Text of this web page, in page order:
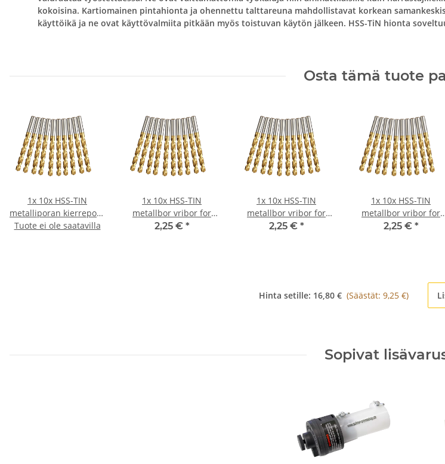
kokoisina. Kartiomainen pintahionta ja ohennettu talttareuna mahdollistavat korkean
käyttöikä ja ne ovat käyttövalmiita pitkään myös toistuvan käytön jälkeen. HSS-TiN hionta
Osta tämä tuote
1x 10x HSS-TIN
metalliporan kierrepora
langattomalle
Tuote ei ole saatavilla
1x 10x HSS-TIN
metallbor vribor for
trådløs skrutrekker/bor
2,25 € *
1x 10x HSS-TIN
metallbor vribor for
trådløs skrutrekker/bor
2,25 € *
1x 10x HSS-TIN
metallbor vribor for
trådløs skrutrekker/bor
2,25 € *
Hinta setille: 16,80 € (Säästät: 9,25 €)
Sopivat